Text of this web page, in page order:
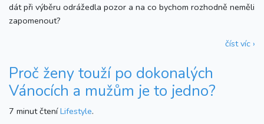
dát při výběru odrážedla pozor a na co bychom rozhodně neměli
zapomenout?
číst víc ›
Proč ženy touží po dokonalých
Vánocích a mužům je to jedno?
7 minut čtení Lifestyle.